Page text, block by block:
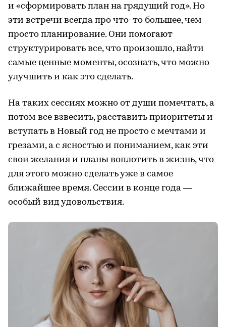
и «сформировать план на грядущий год». Но
эти встречи всегда про что-то большее, чем
просто планирование. Они помогают
структурировать все, что произошло, найти
самые ценные моменты, осознать, что можно
улучшить и как это сделать.
На таких сессиях можно от души помечтать, а
потом все взвесить, расставить приоритеты и
вступать в Новый год не просто с мечтами и
грезами, а с ясностью и пониманием, как эти
свои желания и планы воплотить в жизнь, что
для этого можно сделать уже в самое
ближайшее время. Сессии в конце года —
особый вид удовольствия.